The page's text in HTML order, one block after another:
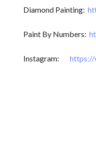
Diamond Painting:
Paint By Numbers:
Instagram: https://